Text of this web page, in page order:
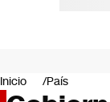
Negocios
Deportes
Inicio País